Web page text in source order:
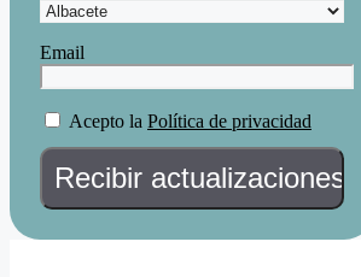
Email
Acepto la Política de privacidad